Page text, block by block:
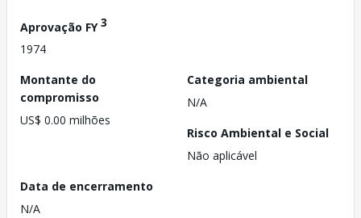
Aprovação FY3
1974
Montante do
compromisso
US$ 0.00 milhões
Categoria ambiental
N/A
Risco Ambiental e Social
Não aplicável
Data de encerramento
N/A